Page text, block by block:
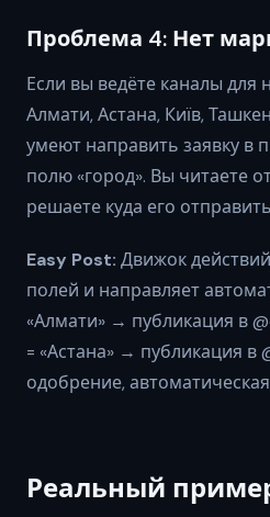
Проблема 4: Нет
Если вы ведёте каналы для
Алмати, Астана, Київ,
умеют направить заявку в
полю «город». Вы читаете
решаете куда его
Easy Post: Движок
полей и направляет
«Алмати» → публикация в
= «Астана» → публикация в
одобрение,
Реальный